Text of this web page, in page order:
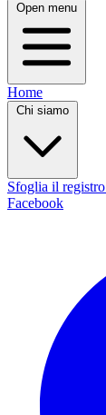
Open menu
Home
Chi siamo
Sfoglia il registro
Facebook